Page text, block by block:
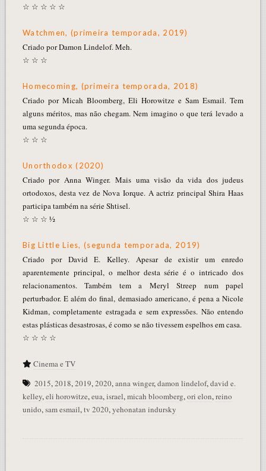
☆ ☆ ☆ ☆ ☆
Watchmen, (primeira temporada, 2019)
Criado por Damon Lindelof. Meh.
☆ ☆ ☆
Homecoming, (primeira temporada, 2018)
Criado por Micah Bloomberg, Eli Horowitze e Sam Esmail. Tem
alguns méritos, mas não chegam. Nem imagino o que terá levado a
uma segunda época.
☆ ☆ ☆
Unorthodox (2020)
Criado por Anna Winger. Mais uma visão da vida dos judeus
ortodoxos, desta vez de Nova Iorque. A actriz principal Shira Haas
participa também na série Shtisel.
☆ ☆ ☆ ½
Big Little Lies, (segunda temporada, 2019)
Criado por David E. Kelley. Apesar de existir um enredo
aparentemente principal, o melhor desta série é o intricado dos
relacionamentos. Também tem a Meryl Streep num papel
perturbador. E além do final, demasiado americano, é pena a Nicole
Kidman, completamente estragada e sem expressões. Não entendo
estas plásticas desastrosas, é como se não tivessem espelhos em casa.
☆ ☆ ☆ ☆
Cinema e TV
2015,2018,2019,2020,anna winger,damon lindelof,david e.
kelley,eli horowitze,eua,israel,micah bloomberg,ori elon,reino
unido,sam esmail,tv 2020,yehonatan indursky